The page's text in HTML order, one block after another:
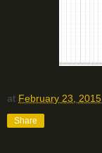
at February 23, 2015
Share